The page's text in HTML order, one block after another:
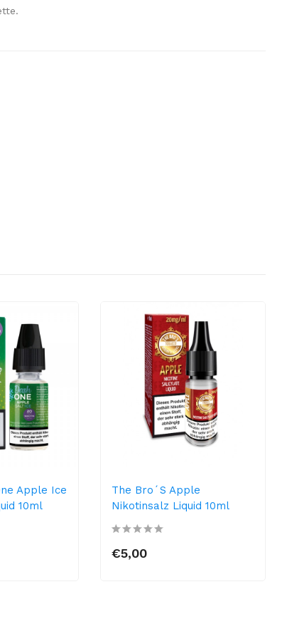
Apple Ice
10ml
The Bro´s Apple
Nikotinsalz Liquid 10ml
€5,00